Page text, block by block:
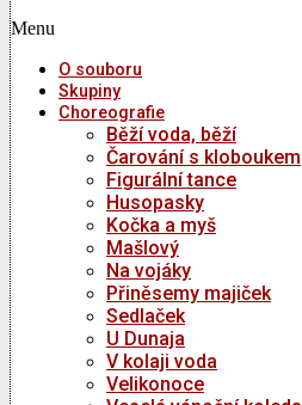
Menu
O souboru
Skupiny
Choreografie
Běží voda, běží
Čarování s kloboukem
Figurální tance
Husopasky
Kočka a myš
Mašlový
Na vojáky
Přiněsemy majiček
Sedlaček
U Dunaja
V kolaji voda
Velikonoce